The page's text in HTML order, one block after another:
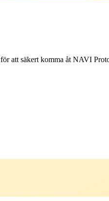
för att säkert komma åt NAVI